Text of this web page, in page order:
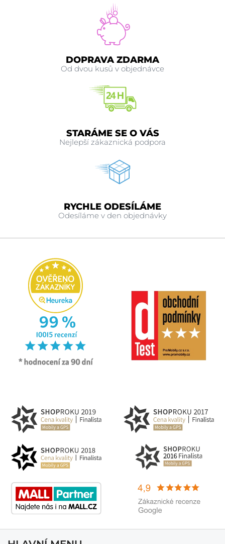
DOPRAVA ZDARMA
Od dvou kusů v objednávce
STARÁME SE O VÁS
Nejlepší zákaznická podpora
RYCHLE ODESÍLÁME
Odesíláme v den objednávky